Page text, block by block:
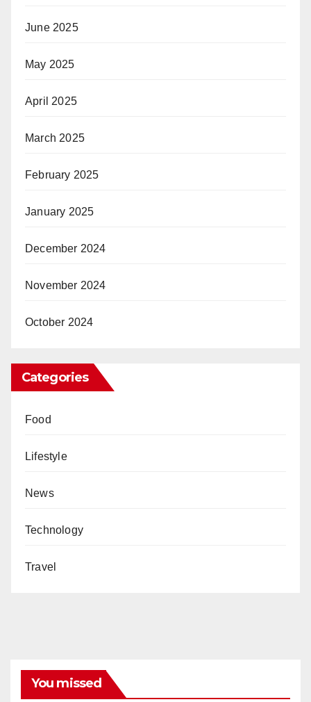
June 2025
May 2025
April 2025
March 2025
February 2025
January 2025
December 2024
November 2024
October 2024
Categories
Food
Lifestyle
News
Technology
Travel
You missed